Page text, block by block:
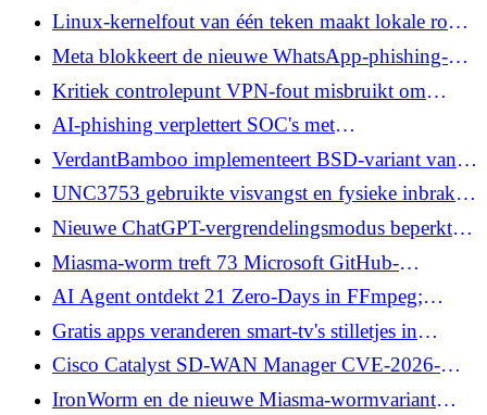
Linux-kernelfout van één teken maakt lokale root-
toegang mogelijk, exploits nu openbaar
Meta blokkeert de nieuwe WhatsApp-phishing-
aanval van NSO Group, Files Contempt Order
Kritiek controlepunt VPN-fout misbruikt om
wachtwoorden te omzeilen in IKEv1-instellingen
AI-phishing verplettert SOC's met
waarschuwingsvolume: hoe u Tier 1-overbelasting
kunt verminderen
VerdantBamboo implementeert BSD-variant van
BRICKSTORM op Linux-apparaten
UNC3753 gebruikte visvangst en fysieke inbraken
in de Amerikaanse afpersingscampagne voor
gegevensdiefstal
Nieuwe ChatGPT-vergrendelingsmodus beperkt
tools die gegevensexfiltratie mogelijk maken
Miasma-worm treft 73 Microsoft GitHub-
repository's bij grote supply chain-aanval
AI Agent ontdekt 21 Zero-Days in FFmpeg;
Chrome-patches registreren 429 bugs
Gratis apps veranderen smart-tv's stilletjes in
webscraping-proxy's voor AI
Cisco Catalyst SD-WAN Manager CVE-2026-
20245-fout actief misbruikt – geen patch
IronWorm en de nieuwe Miasma-wormvariant